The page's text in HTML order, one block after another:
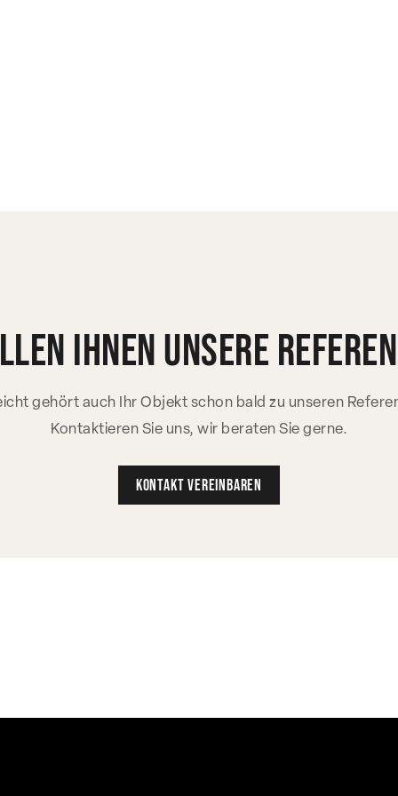
ihnen unsere
gehört auch Ihr Objekt schon bald zu unseren
Kontaktieren Sie uns, wir beraten Sie gerne.
Kontakt vereinbaren